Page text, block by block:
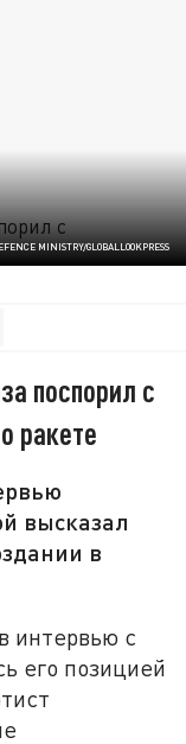
MINISTRY/GLOBALLOOKPRESS
поспорил с
ракете
высказал
в
интервью с
его позицией